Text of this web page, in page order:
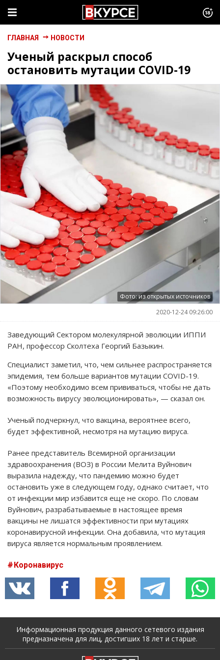
ГЛАВНАЯ НОВОСТИ
Ученый раскрыл способ
остановить мутации COVID-19
Фото: из открытых источников
2020-12-24 09:26:00
Заведующий Сектором молекулярной эволюции ИППИ
РАН, профессор Сколтеха Георгий Базыкин.
Специалист заметил, что, чем сильнее распространяется
эпидемия, тем больше вариантов мутации COVID-19.
«Поэтому необходимо всем прививаться, чтобы не дать
возможность вирусу эволюционировать», — сказал он.
Ученый подчеркнул, что вакцина, вероятнее всего,
будет эффективной, несмотря на мутацию вируса.
Ранее представитель Всемирной организации
здравоохранения (ВОЗ) в России Мелита Вуйнович
выразила надежду, что пандемию можно будет
остановить уже в следующем году, однако считает, что
от инфекции мир избавится еще не скоро. По словам
Вуйнович, разрабатываемые в настоящее время
вакцины не лишатся эффективности при мутациях
коронавирусной инфекции. Она добавила, что мутация
вируса является нормальным проявлением.
Коронавирус
Информационная продукция данного сетевого издания
предназначена для лиц, достигших 18 лет и старше.